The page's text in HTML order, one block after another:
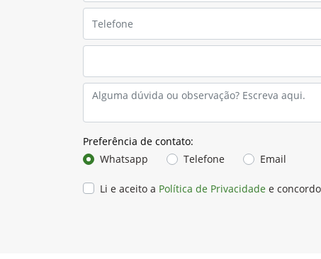
Preferência de contato:
Whatsapp
Telefone Email
Li e aceito a Política de Privacidade e